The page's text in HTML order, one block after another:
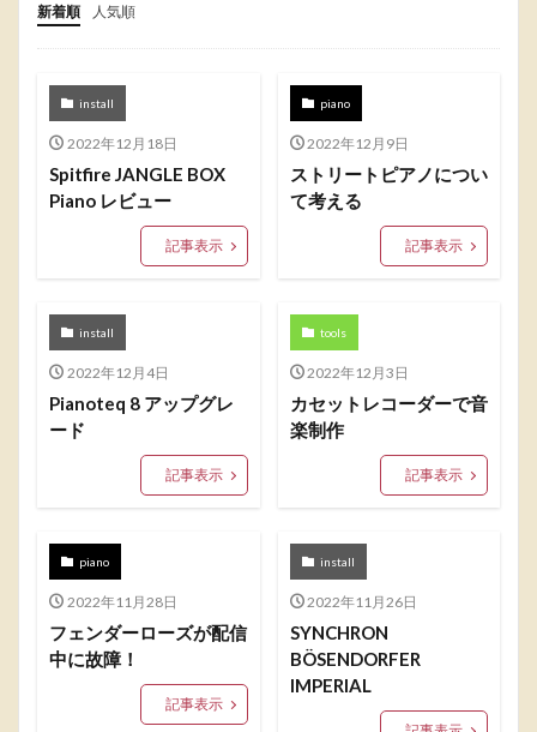
新着順 人気順
install
2022年12月18日
Spitfire JANGLE BOX
Piano レビュー
記事表示
piano
2022年12月9日
ストリートピアノについ
て考える
記事表示
install
2022年12月4日
Pianoteq 8 アップグレ
ード
記事表示
tools
2022年12月3日
カセットレコーダーで音
楽制作
記事表示
piano
2022年11月28日
フェンダーローズが配信
中に故障！
記事表示
install
2022年11月26日
SYNCHRON
BÖSENDORFER
IMPERIAL